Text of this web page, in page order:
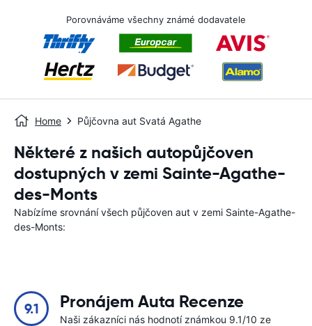
Porovnáváme všechny známé dodavatele
Home Půjčovna aut Svatá Agathe
Některé z našich autopůjčoven
dostupných v zemi Sainte-Agathe-
des-Monts
Nabízíme srovnání všech půjčoven aut v zemi Sainte-Agathe-
des-Monts:
9.1 Pronájem Auta Recenze
Naši zákazníci nás hodnotí známkou 9.1/10 ze